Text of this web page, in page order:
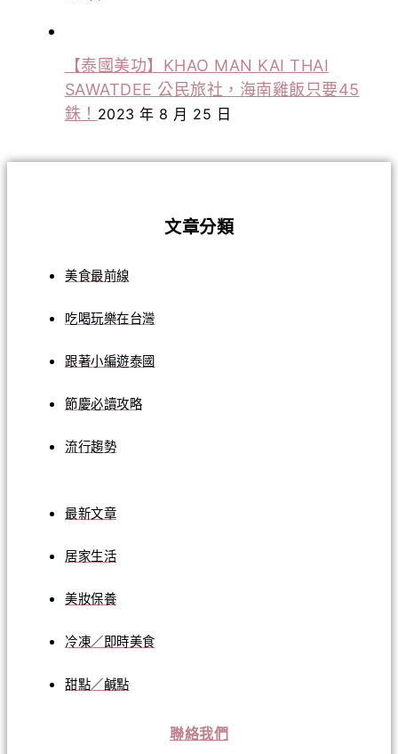
【泰國美功】KHAO MAN KAI THAI
SAWATDEE 公民旅社，海南雞飯只要45
銖！ 2023 年 8 月 25 日
文章分類
美食最前線
吃喝玩樂在台灣
跟著小編遊泰國
節慶必讀攻略
流行趨勢
最新文章
居家生活
美妝保養
冷凍／即時美食
甜點／鹹點
聯絡我們